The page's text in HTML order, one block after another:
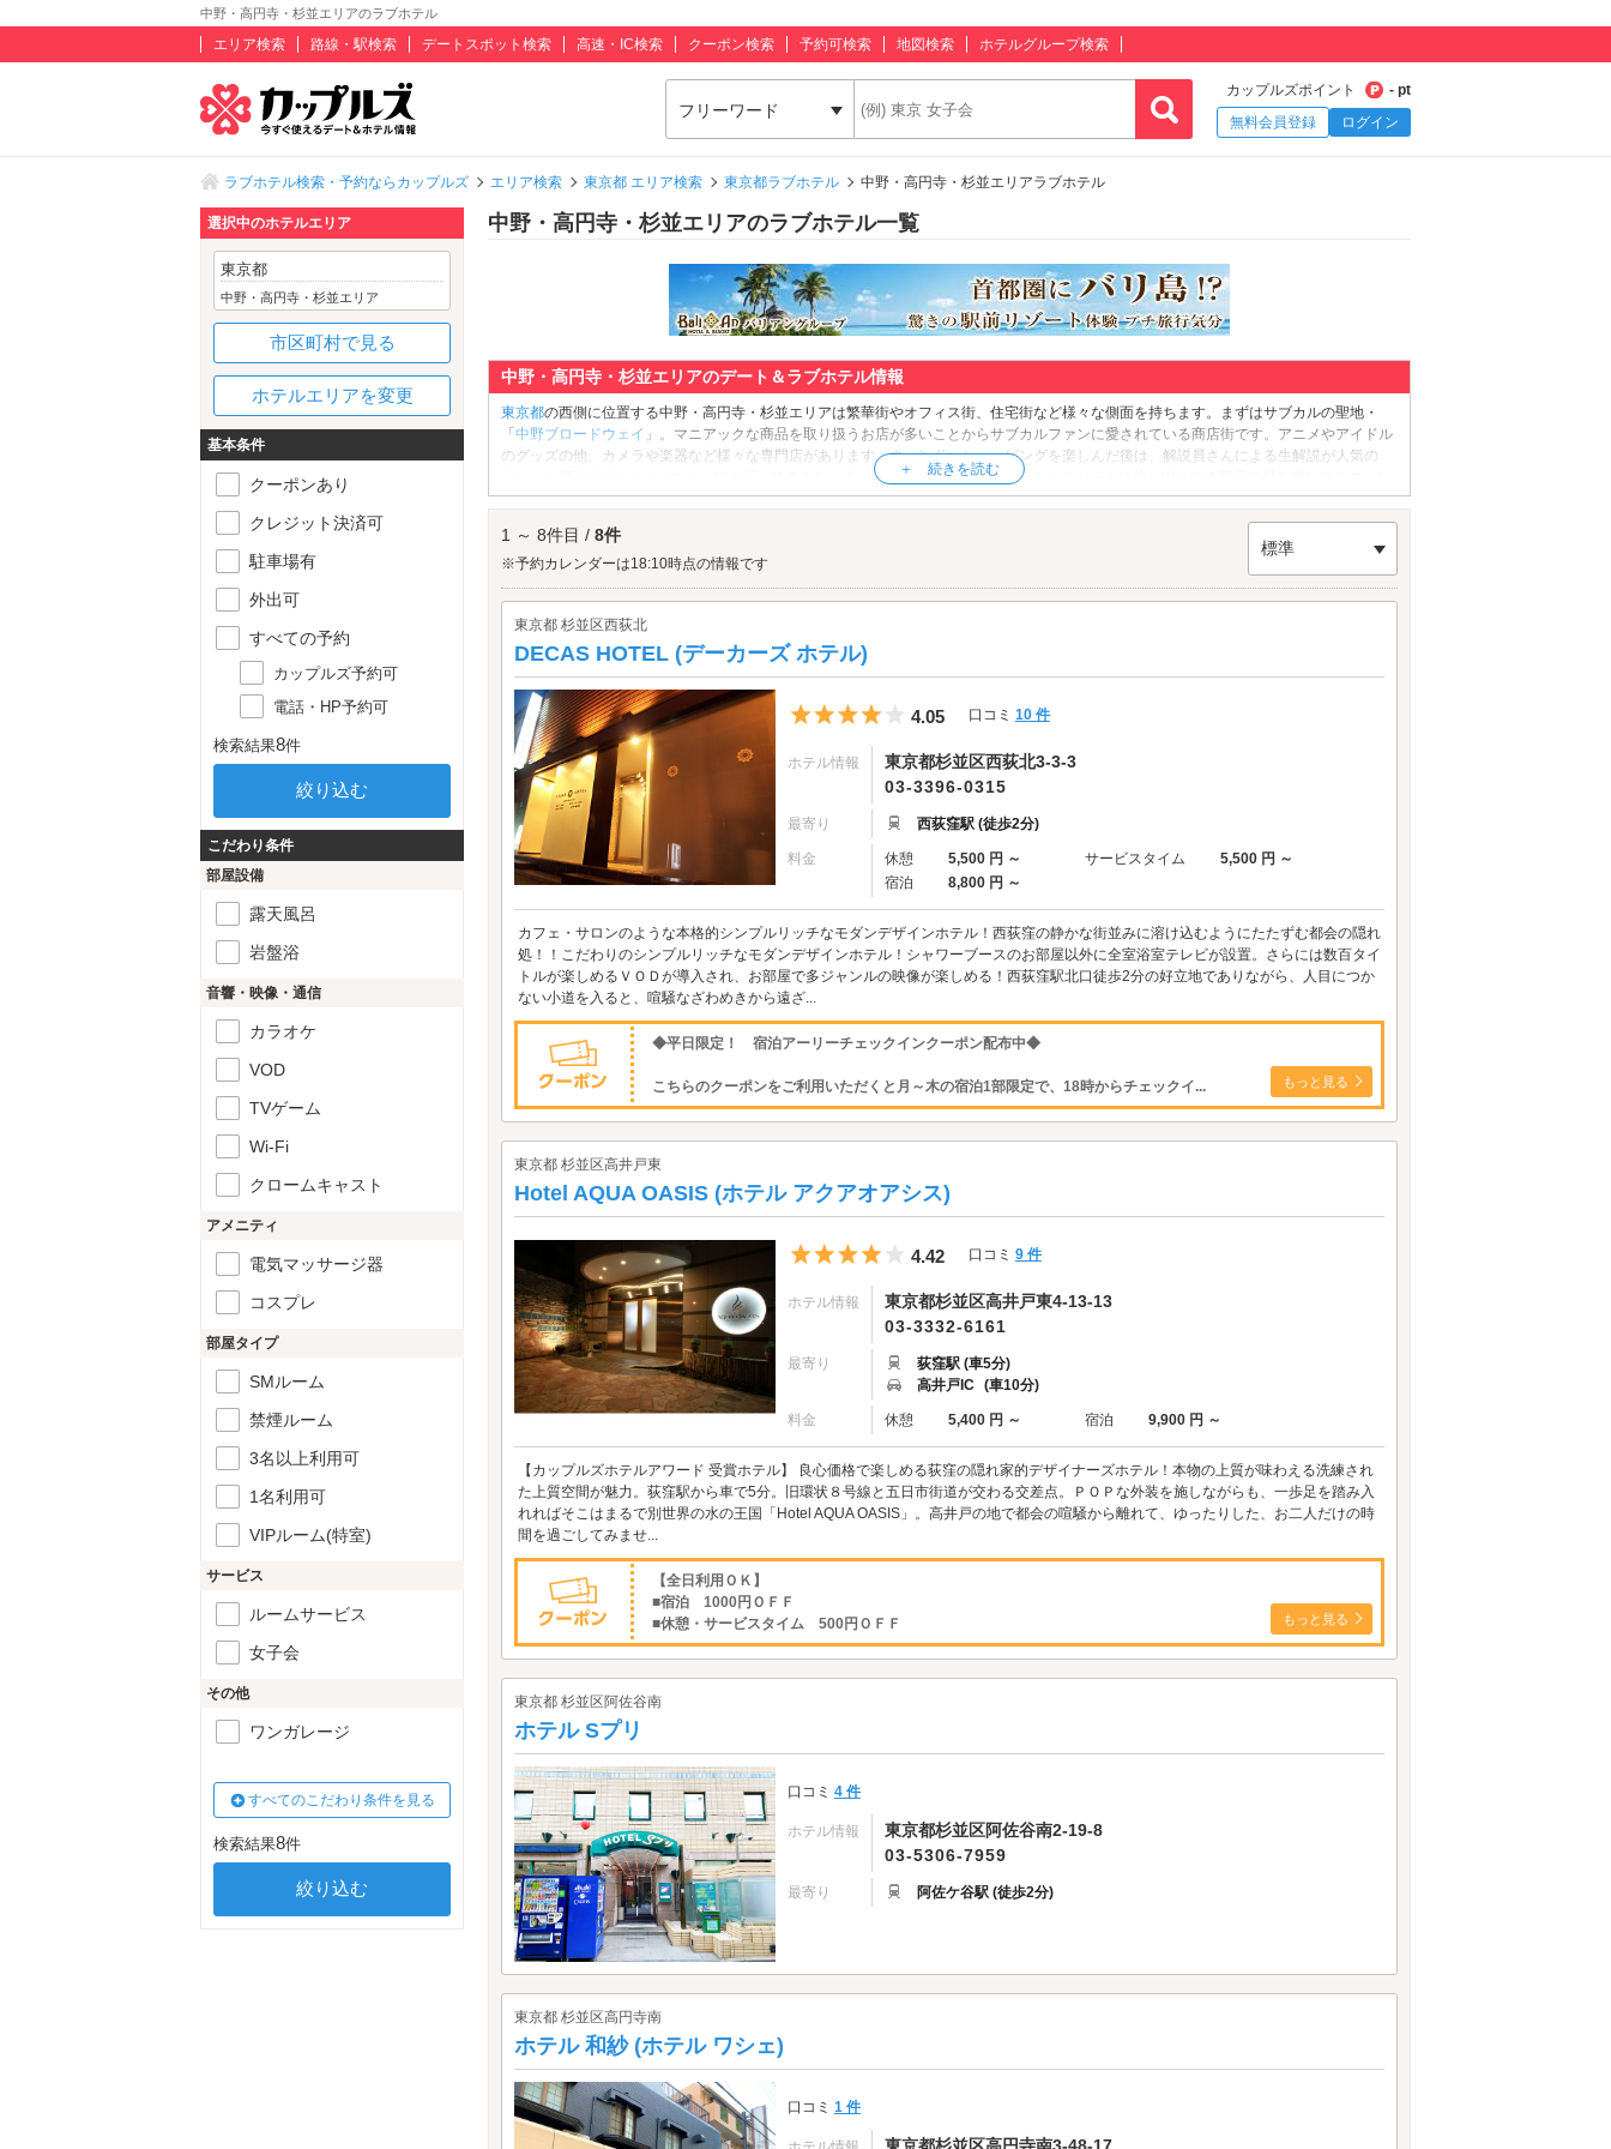
中野・高円寺・杉並エリアのラブホテル
エリア検索 路線・駅検索 デートスポット検索 高速・IC検索 クーポン検索 予約可検索 地図検索 ホテルグループ検索
フリーワード
カップルズポイント
- pt
無料会員登録
ログイン
ラブホテル検索・予約ならカップルズ エリア検索 東京都 エリア検索 東京都ラブホテル 中野・高円寺・杉並エリアラブホテル
中野・高円寺・杉並エリアのラブホテル一覧
中野・高円寺・杉並エリアのデート＆ラブホテル情報
東京都の西側に位置する中野・高円寺・杉並エリアは繁華街やオフィス街、住宅街など様々な側面を持ちます。まずはサブカルの聖地・
「 中野ブロードウェイ 」。マニアックな商品を取り扱うお店が多いことからサブカルファンに愛されている商店街です。アニメやアイドル
のグッズの他、カメラや楽器など様々な専門店があります。ウィンドーショッピングを楽しんだ後は、解説員さんによる生解説が人気の
」にも行ってみましょう。こちらでは、直径15メートルのドームに映し出される満天の星を楽しめます。レ
トロな雰囲気を楽しみたいカップルには「高円寺純情商店街」もおすすめ。元々は「高円寺銀座商店街」と呼ばれていたこちらの商店街で
したが、高円寺出身の小説家・ねじめ正一の小説作品『高円寺純情商店街』にちなんで現在の名称になりました。お肉屋さんや魚屋さん、
総菜屋さんが軒を連ねる昔ながらの商店街。メインストリートを奥まで進むとT字路に突き当り、その通りにはライブハウスや楽器店が。
音楽好きにはたまらないスポットです。デートの最後にはラブホテルで大好きな人との距離をさらに縮めたいですよね。このエリアのラブ
ホテルは主に中央沿線上に点在しています。駅から近い距離にあるのでアクセスしやすいですね♪さっそくホテルの情報をチェックしてみ
ましょう。
1 ～ 8件目 / 8件
※予約カレンダーは18:10時点の情報です
標準
東京都 杉並区西荻北
DECAS HOTEL (デーカーズ ホテル)
5つ星のうち4
4.05 口コミ 10 件
ホテル情報
東京都杉並区西荻北3-3-3
03-3396-0315
最寄り 西荻窪駅 (徒歩2分)
料金 休憩 5,500 円 ～ サービスタイム
5,500 円 ～
宿泊
8,800 円 ～
カフェ・サロンのような本格的シンプルリッチなモダンデザインホテル！西荻窪の静かな街並みに溶け込むようにたたずむ都会の隠れ
処！！こだわりのシンプルリッチなモダンデザインホテル！シャワーブースのお部屋以外に全室浴室テレビが設置。さらには数百タイ
トルが楽しめるＶＯＤが導入され、お部屋で多ジャンルの映像が楽しめる！西荻窪駅北口徒歩2分の好立地でありながら、人目につか
ない小道を入ると、喧騒なざわめきから遠ざ...
◆平日限定！ 宿泊アーリーチェックインクーポン配布中◆
こちらのクーポンをご利用いただくと月～木の宿泊1部限定で、18時からチェックイ... もっと見る
東京都 杉並区高井戸東
Hotel AQUA OASIS (ホテル アクアオアシス)
5つ星のうち4
4.42 口コミ 9 件
ホテル情報
東京都杉並区高井戸東4-13-13
03-3332-6161
最寄り
荻窪駅 (車5分)
高井戸IC (車10分)
料金 休憩 5,400 円 ～ 宿泊 9,900 円 ～
【カップルズホテルアワード 受賞ホテル】 良心価格で楽しめる荻窪の隠れ家的デザイナーズホテル！本物の上質が味わえる洗練され
た上質空間が魅力。荻窪駅から車で5分。旧環状８号線と五日市街道が交わる交差点。ＰＯＰな外装を施しながらも、一歩足を踏み入
れればそこはまるで別世界の水の王国「Hotel AQUA OASIS」。高井戸の地で都会の喧騒から離れて、ゆったりした、お二人だけの時
間を過ごしてみませ...
【全日利用ＯＫ】
■宿泊 1000円ＯＦＦ
■休憩・サービスタイム 500円ＯＦＦ
もっと見る
東京都 杉並区阿佐谷南
ホテル Sプリ
口コミ 4 件
ホテル情報
東京都杉並区阿佐谷南2-19-8
03-5306-7959
最寄り 阿佐ケ谷駅 (徒歩2分)
東京都 杉並区高円寺南
ホテル 和紗 (ホテル ワシェ)
口コミ 1 件
選択中のホテルエリア
東京都
中野・高円寺・杉並エリア
市区町村で見る
ホテルエリアを変更
基本条件
クーポンあり
クレジット決済可
駐車場有
外出可
すべての予約
カップルズ予約可
電話・HP予約可
検索結果8件
こだわり条件
部屋設備
露天風呂
岩盤浴
音響・映像・通信
カラオケ
VOD
TVゲーム
Wi-Fi
クロームキャスト
アメニティ
電気マッサージ器
コスプレ
部屋タイプ
SMルーム
禁煙ルーム
3名以上利用可
1名利用可
VIPルーム(特室)
サービス
ルームサービス
女子会
その他
ワンガレージ
すべてのこだわり条件を見る
検索結果8件